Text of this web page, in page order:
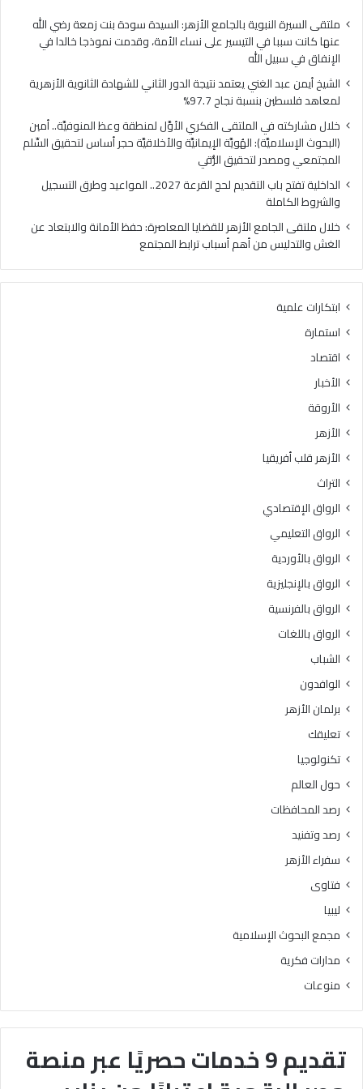
تقديم 9 خدمات حصريًا عبر منصة
بنسبة
نجاح
97.7%
ملتقى السيرة النبوية بالجامع الأزهر: السيدة سودة بنت زمعة رضي الله
عنها كانت سببا في التيسير على نساء الأمة، وقدمت نموذجا خالدا في
الإنفاق في سبيل الله
الشيخ أيمن عبد الغني يعتمد نتيجة الدور الثاني للشهادة الثانوية الأزهرية
لمعاهد فلسطين بنسبة نجاح 97.7%
خلال مشاركته في الملتقى الفكري الأوَّل لمنطقة وعظ المنوفيَّة.. أمين
(البحوث الإسلاميَّة): الهُويَّة الإيمانيَّة والأخلاقيَّة حجر أساس لتحقيق السِّلم
المجتمعي ومصدر لتحقيق الرُّقي
الداخلية تفتح باب التقديم لحج القرعة 2027.. المواعيد وطرق التسجيل
والشروط الكاملة
خلال ملتقى الجامع الأزهر للقضايا المعاصرة: حفظ الأمانة والابتعاد عن
الغش والتدليس من أهم أسباب ترابط المجتمع
ابتكارات علمية
استمارة
اقتصاد
الأخبار
الأروقة
الأزهر
الأزهر قلب أفريقيا
التراث
الرواق الإقتصادي
الرواق التعليمي
الرواق بالأوردية
الرواق بالإنجليزية
الرواق بالفرنسية
الرواق باللغات
الشباب
الوافدون
برلمان الأزهر
تعليقك
تكنولوجيا
حول العالم
رصد المحافظات
رصد وتفنيد
سفراء الأزهر
فتاوى
ليبيا
مجمع البحوث الإسلامية
مدارات فكرية
منوعات